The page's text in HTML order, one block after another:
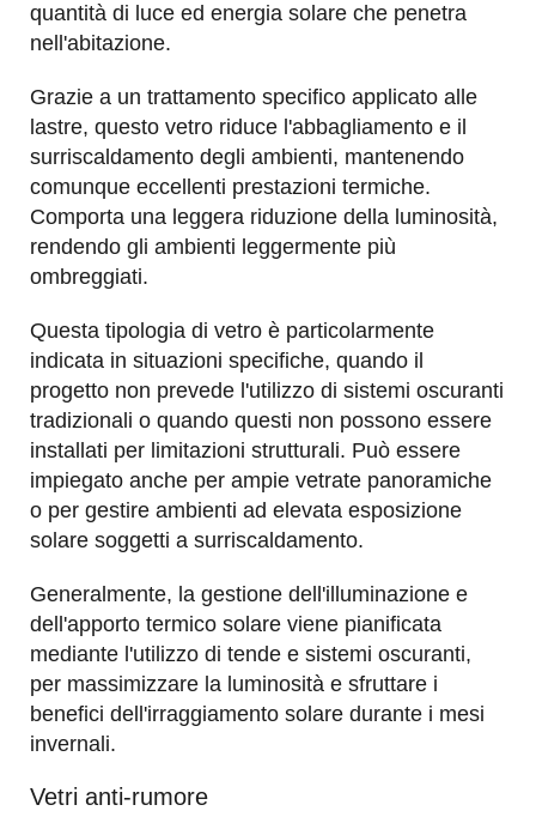
quantità di luce ed energia solare che penetra
nell'abitazione.
Grazie a un trattamento specifico applicato alle
lastre, questo vetro riduce l'abbagliamento e il
surriscaldamento degli ambienti, mantenendo
comunque eccellenti prestazioni termiche.
Comporta una leggera riduzione della luminosità,
rendendo gli ambienti leggermente più
ombreggiati.
Questa tipologia di vetro è particolarmente
indicata in situazioni specifiche, quando il
progetto non prevede l'utilizzo di sistemi oscuranti
tradizionali o quando questi non possono essere
installati per limitazioni strutturali. Può essere
impiegato anche per ampie vetrate panoramiche
o per gestire ambienti ad elevata esposizione
solare soggetti a surriscaldamento.
Generalmente, la gestione dell'illuminazione e
dell'apporto termico solare viene pianificata
mediante l'utilizzo di tende e sistemi oscuranti,
per massimizzare la luminosità e sfruttare i
benefici dell'irraggiamento solare durante i mesi
invernali.
Vetri anti-rumore